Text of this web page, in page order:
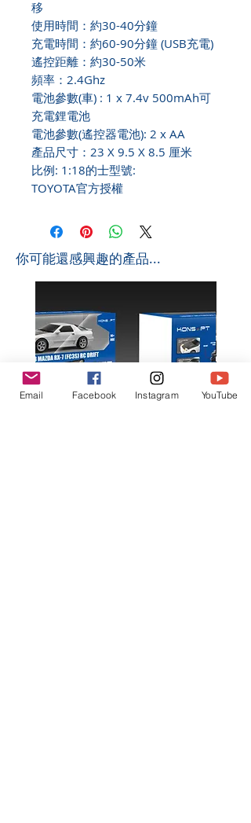
移
使用時間：約30-40分鐘
充電時間：約60-90分鐘 (USB充電)
遙控距離：約30-50米
頻率：2.4Ghz
電池參數(車) : 1 x 7.4v 500mAh可
充電鋰電池
電池參數(遙控器電池): 2 x AA
產品尺寸：23 X 9.5 X 8.5 厘米
比例: 1:18的士型號:
TOYOTA官方授權
​你可能還感興趣的產品...
Email Facebook Instagram YouTube